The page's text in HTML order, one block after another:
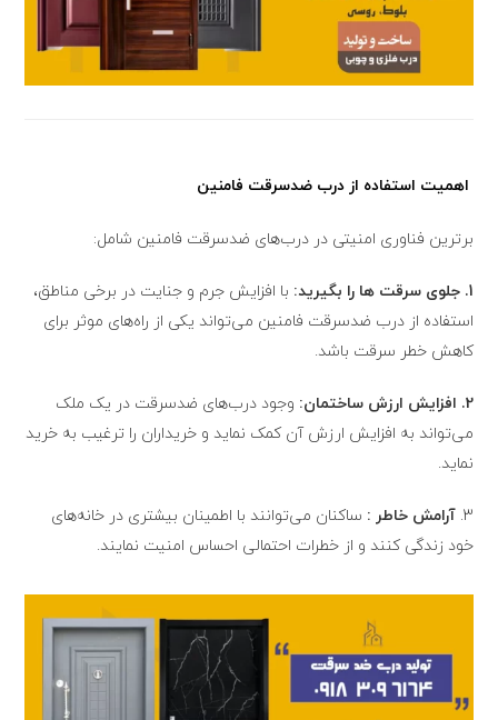
اهمیت استفاده از درب ضدسرقت فامنین
برترین فناوری امنیتی در درب‌های ضدسرقت فامنین شامل:
1. جلوی سرقت ها را بگیرید:
با افزایش جرم و جنایت در برخی مناطق،
استفاده از درب ضدسرقت فامنین می‌تواند یکی از راه‌های موثر برای
کاهش خطر سرقت باشد.
2. افزایش ارزش ساختمان:
وجود درب‌های ضدسرقت در یک ملک
می‌تواند به افزایش ارزش آن کمک نماید و خریداران را ترغیب به خرید
نماید.
3. آرامش خاطر : ساکنان می‌توانند با اطمینان بیشتری در خانه‌های
خود زندگی کنند و از خطرات احتمالی احساس امنیت نمایند.